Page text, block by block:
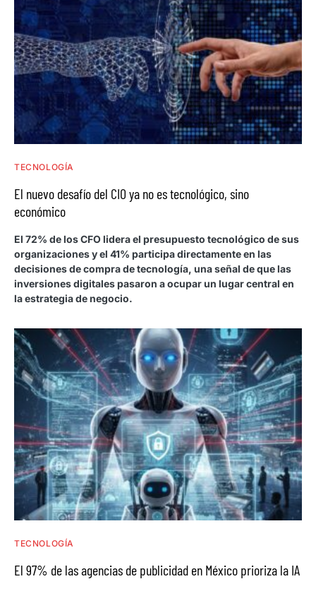
TECNOLOGÍA
El nuevo desafío del CIO ya no es tecnológico, sino
económico
El 72% de los CFO lidera el presupuesto tecnológico de sus
organizaciones y el 41% participa directamente en las
decisiones de compra de tecnología, una señal de que las
inversiones digitales pasaron a ocupar un lugar central en
la estrategia de negocio.
TECNOLOGÍA
El 97% de las agencias de publicidad en México prioriza la IA